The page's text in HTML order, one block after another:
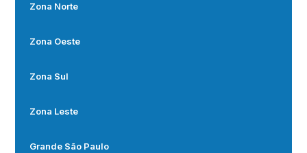
Zona Norte
Zona Oeste
Zona Sul
Zona Leste
Grande São Paulo